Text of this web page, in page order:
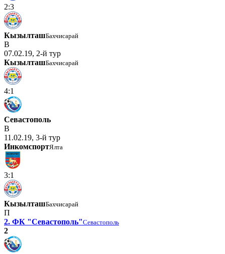
2:3
КызылташБахчисарай
В
07.02.19, 2-й тур
КызылташБахчисарай
4:1
Севастополь
В
11.02.19, 3-й тур
ИнкомспортЯлта
3:1
КызылташБахчисарай
П
2. ФК "Севастополь"Севастополь
2